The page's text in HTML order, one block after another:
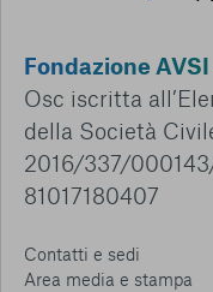
Fondazione AVSI
Osc iscritta
della Società
2016/337/
81017180407
Contatti e sedi
Area media e stampa